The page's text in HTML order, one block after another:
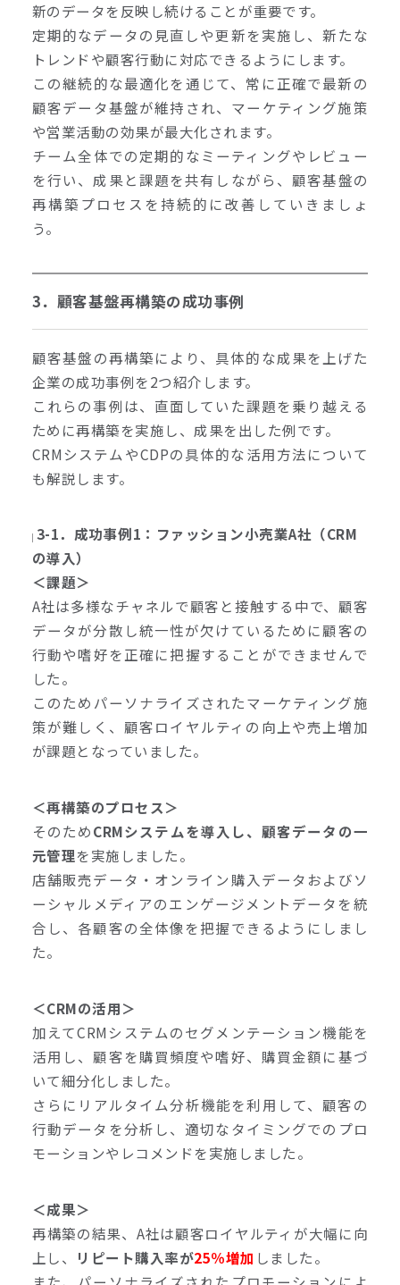
新のデータを反映し続けることが重要です。
定期的なデータの見直しや更新を実施し、新たな
トレンドや顧客行動に対応できるようにします。
この継続的な最適化を通じて、常に正確で最新の
顧客データ基盤が維持され、マーケティング施策
や営業活動の効果が最大化されます。
チーム全体での定期的なミーティングやレビュー
を行い、成果と課題を共有しながら、顧客基盤の
再構築プロセスを持続的に改善していきましょ
う。
3．顧客基盤再構築の成功事例
顧客基盤の再構築により、具体的な成果を上げた
企業の成功事例を2つ紹介します。
これらの事例は、直面していた課題を乗り越える
ために再構築を実施し、成果を出した例です。
CRMシステムやCDPの具体的な活用方法について
も解説します。
3-1．成功事例1：ファッション小売業A社（CRM
の導入）
＜課題＞
A社は多様なチャネルで顧客と接触する中で、顧客
データが分散し統一性が欠けているために顧客の
行動や嗜好を正確に把握することができませんで
した。
このためパーソナライズされたマーケティング施
策が難しく、顧客ロイヤルティの向上や売上増加
が課題となっていました。
＜再構築のプロセス＞
そのためCRMシステムを導入し、顧客データの一
元管理を実施しました。
店舗販売データ・オンライン購入データおよびソ
ーシャルメディアのエンゲージメントデータを統
合し、各顧客の全体像を把握できるようにしまし
た。
＜CRMの活用＞
加えてCRMシステムのセグメンテーション機能を
活用し、顧客を購買頻度や嗜好、購買金額に基づ
いて細分化しました。
さらにリアルタイム分析機能を利用して、顧客の
行動データを分析し、適切なタイミングでのプロ
モーションやレコメンドを実施しました。
＜成果＞
再構築の結果、A社は顧客ロイヤルティが大幅に向
上し、
リピート購入率が25％増加 しました。